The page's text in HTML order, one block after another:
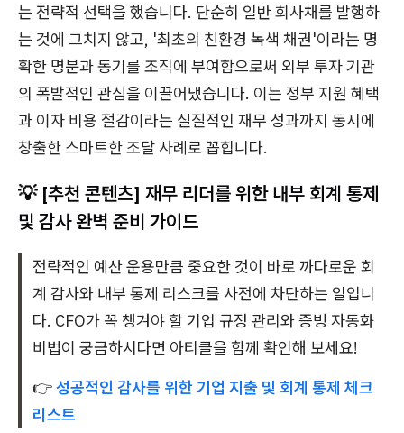
는 전략적 선택을 했습니다. 단순히 일반 회사채를 발행하
는 것에 그치지 않고, '최초의 친환경 녹색 채권'이라는 명
확한 명분과 동기를 조직에 부여함으로써 외부 투자 기관
의 폭발적인 관심을 이끌어냈습니다. 이는 정부 지원 혜택
과 이자 비용 절감이라는 실질적인 재무 성과까지 동시에
창출한 스마트한 조달 사례로 꼽힙니다.
💡 [추천 콘텐츠] 재무 리더를 위한 내부 회계 통제
및 감사 완벽 준비 가이드
전략적인 예산 운용만큼 중요한 것이 바로 까다로운 회
계 감사와 내부 통제 리스크를 사전에 차단하는 일입니
다. CFO가 꼭 챙겨야 할 기업 규정 관리와 증빙 자동화
비법이 궁금하시다면 아티클을 함께 확인해 보세요!
👉성공적인 감사를 위한 기업 지출 및 회계 통제 체크
리스트